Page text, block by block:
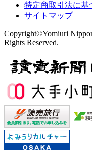
特定商取引法に基
サイトマップ
Copyright©Yomiuri
Rights Reserved.